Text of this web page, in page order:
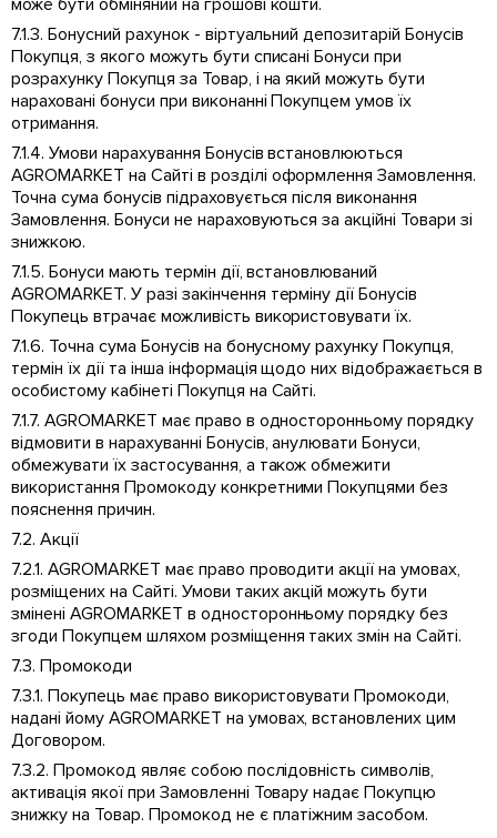
може бути обміняний на грошові кошти.
7.1.3. Бонусний рахунок - віртуальний депозитарій Бонусів
Покупця, з якого можуть бути списані Бонуси при
розрахунку Покупця за Товар, і на який можуть бути
нараховані бонуси при виконанні Покупцем умов їх
отримання.
7.1.4. Умови нарахування Бонусів встановлюються
AGROMARKET на Сайті в розділі оформлення Замовлення.
Точна сума бонусів підраховується після виконання
Замовлення. Бонуси не нараховуються за акційні Товари зі
знижкою.
7.1.5. Бонуси мають термін дії, встановлюваний
AGROMARKET. У разі закінчення терміну дії Бонусів
Покупець втрачає можливість використовувати їх.
7.1.6. Точна сума Бонусів на бонусному рахунку Покупця,
термін їх дії та інша інформація щодо них відображається в
особистому кабінеті Покупця на Сайті.
7.1.7. AGROMARKET має право в односторонньому порядку
відмовити в нарахуванні Бонусів, анулювати Бонуси,
обмежувати їх застосування, а також обмежити
використання Промокоду конкретними Покупцями без
пояснення причин.
7.2. Акції
7.2.1. AGROMARKET має право проводити акції на умовах,
розміщених на Сайті. Умови таких акцій можуть бути
змінені AGROMARKET в односторонньому порядку без
згоди Покупцем шляхом розміщення таких змін на Сайті.
7.3. Промокоди
7.3.1. Покупець має право використовувати Промокоди,
надані йому AGROMARKET на умовах, встановлених цим
Договором.
7.3.2. Промокод являє собою послідовність символів,
активація якої при Замовленні Товару надає Покупцю
знижку на Товар. Промокод не є платіжним засобом.